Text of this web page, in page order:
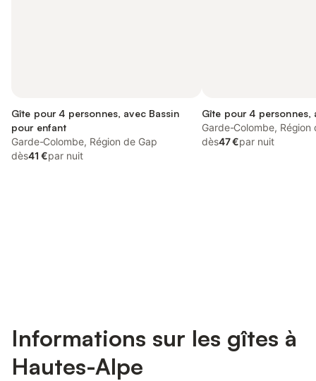
Gîte pour 4 personnes, avec Bassin
pour enfant
Garde-Colombe, Région de Gap
dès41 €par nuit
Gîte pour 4 personnes,
Garde-Colombe, Région
dès47 €par nuit
Informations sur les gîtes à
Hautes-Alpe